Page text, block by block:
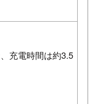
充電時間は約3.5